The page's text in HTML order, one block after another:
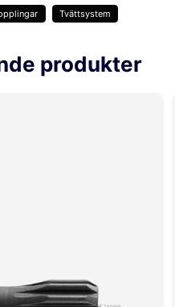
får publicera min fråga
Tvättsystem
produkter